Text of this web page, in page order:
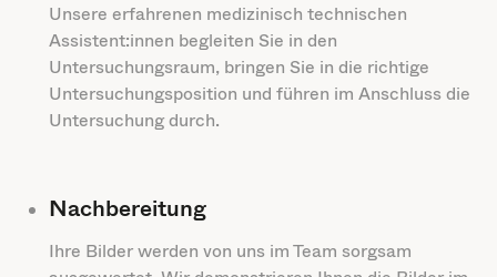
Unsere erfahrenen medizinisch technischen
Assistent:innen begleiten Sie in den
Untersuchungsraum, bringen Sie in die richtige
Untersuchungsposition und führen im Anschluss die
Untersuchung durch.
Nachbereitung
Ihre Bilder werden von uns im Team sorgsam